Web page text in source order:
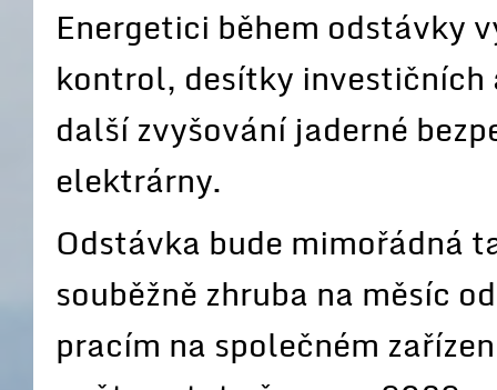
Energetici během odstávky
kontrol, desítky investičních
další zvyšování jaderné
elektrárny.
Odstávka bude mimořádná
souběžně zhruba na měsíc
pracím na společném